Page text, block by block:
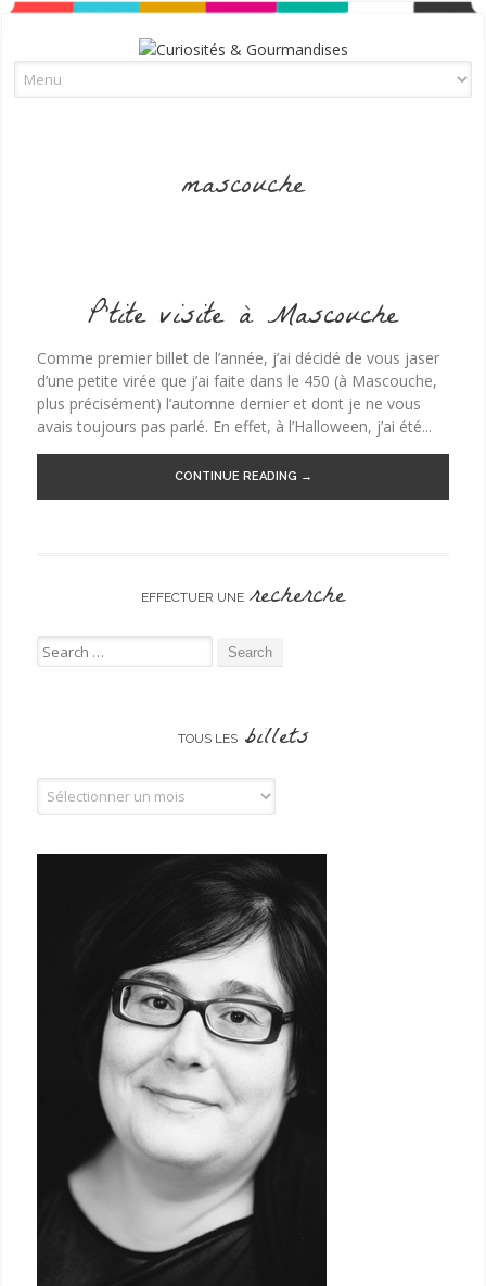
mascouche
P’tite visite à Mascouche
Comme premier billet de l’année, j’ai décidé de vous jaser
d’une petite virée que j’ai faite dans le 450 (à Mascouche,
plus précisément) l’automne dernier et dont je ne vous
avais toujours pas parlé. En effet, à l’Halloween, j’ai été...
CONTINUE READING →
EFFECTUER UNE recherche
Search for:
TOUS LES billets
Tous les billets